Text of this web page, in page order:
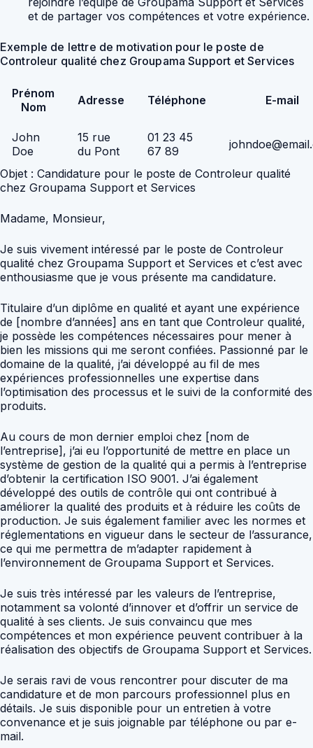
et de partager vos compétences et votre expérience.
Exemple de lettre de motivation pour le poste de
Controleur qualité chez Groupama Support et Services
Prénom
Nom
Adresse Téléphone E-mail
John
Doe
15 rue
du Pont
01 23 45
67 89
Objet : Candidature pour le poste de Controleur qualité
chez Groupama Support et Services
Madame, Monsieur,
Je suis vivement intéressé par le poste de Controleur
qualité chez Groupama Support et Services et c’est avec
enthousiasme que je vous présente ma candidature.
Titulaire d’un diplôme en qualité et ayant une expérience
de [nombre d’années] ans en tant que Controleur qualité,
je possède les compétences nécessaires pour mener à
bien les missions qui me seront confiées. Passionné par le
domaine de la qualité, j’ai développé au fil de mes
expériences professionnelles une expertise dans
l’optimisation des processus et le suivi de la conformité des
produits.
Au cours de mon dernier emploi chez [nom de
l’entreprise], j’ai eu l’opportunité de mettre en place un
système de gestion de la qualité qui a permis à l’entreprise
d’obtenir la certification ISO 9001. J’ai également
développé des outils de contrôle qui ont contribué à
améliorer la qualité des produits et à réduire les coûts de
production. Je suis également familier avec les normes et
réglementations en vigueur dans le secteur de l’assurance,
ce qui me permettra de m’adapter rapidement à
l’environnement de Groupama Support et Services.
Je suis très intéressé par les valeurs de l’entreprise,
notamment sa volonté d’innover et d’offrir un service de
qualité à ses clients. Je suis convaincu que mes
compétences et mon expérience peuvent contribuer à la
réalisation des objectifs de Groupama Support et Services.
Je serais ravi de vous rencontrer pour discuter de ma
candidature et de mon parcours professionnel plus en
détails. Je suis disponible pour un entretien à votre
convenance et je suis joignable par téléphone ou par e-
mail.